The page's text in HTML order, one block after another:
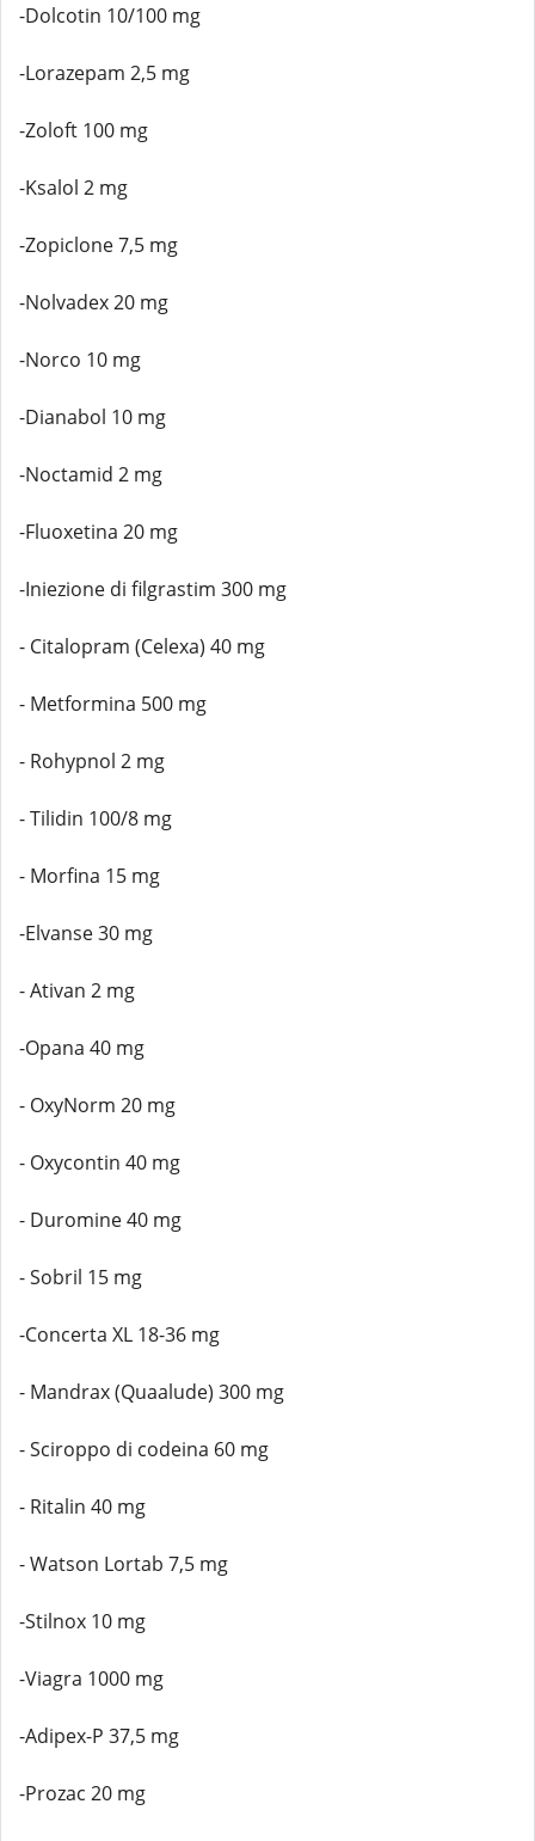
-Dolcotin 10/100 mg
-Lorazepam 2,5 mg
-Zoloft 100 mg
-Ksalol 2 mg
-Zopiclone 7,5 mg
-Nolvadex 20 mg
-Norco 10 mg
-Dianabol 10 mg
-Noctamid 2 mg
-Fluoxetina 20 mg
-Iniezione di filgrastim 300 mg
- Citalopram (Celexa) 40 mg
- Metformina 500 mg
- Rohypnol 2 mg
- Tilidin 100/8 mg
- Morfina 15 mg
-Elvanse 30 mg
- Ativan 2 mg
-Opana 40 mg
- OxyNorm 20 mg
- Oxycontin 40 mg
- Duromine 40 mg
- Sobril 15 mg
-Concerta XL 18-36 mg
- Mandrax (Quaalude) 300 mg
- Sciroppo di codeina 60 mg
- Ritalin 40 mg
- Watson Lortab 7,5 mg
-Stilnox 10 mg
-Viagra 1000 mg
-Adipex-P 37,5 mg
-Prozac 20 mg